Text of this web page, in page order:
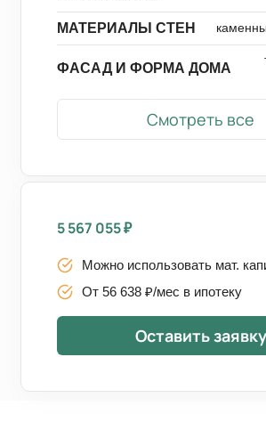
МАТЕРИАЛЫ СТЕН
ФАСАД И ФОРМА ДОМА
Смотреть все
5 567 055₽
Можно использовать мат.
От 56 638 ₽/мес в ипотеку
Оставить заявку